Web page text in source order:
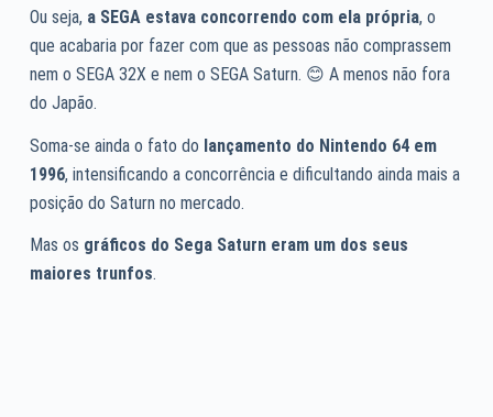
Ou seja, a SEGA estava concorrendo com ela própria, o
que acabaria por fazer com que as pessoas não comprassem
nem o SEGA 32X e nem o SEGA Saturn. 😊 A menos não fora
do Japão.
Soma-se ainda o fato do lançamento do Nintendo 64 em
1996, intensificando a concorrência e dificultando ainda mais a
posição do Saturn no mercado.
Mas os gráficos do Sega Saturn eram um dos seus
maiores trunfos.